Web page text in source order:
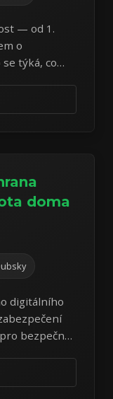
— od 1.
o
týká, co
doma
digitálního
bezpečné